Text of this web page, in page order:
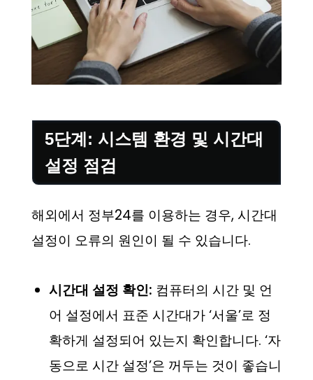
5단계: 시스템 환경 및 시간대
설정 점검
해외에서 정부24를 이용하는 경우, 시간대
설정이 오류의 원인이 될 수 있습니다.
시간대 설정 확인: 컴퓨터의 시간 및 언
어 설정에서 표준 시간대가 ‘서울’로 정
확하게 설정되어 있는지 확인합니다. ‘자
동으로 시간 설정’은 꺼두는 것이 좋습니